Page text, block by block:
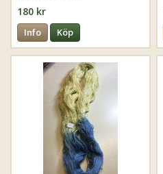
180 kr
Info Köp